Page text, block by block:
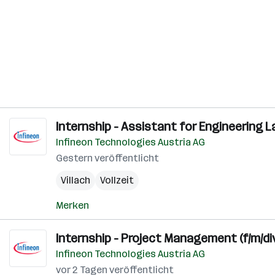
Internship - Assistant for Engineering
Infineon Technologies Austria AG
Gestern veröffentlicht
Villach
Vollzeit
Merken
Internship - Project Management (f/m/
Infineon Technologies Austria AG
vor 2 Tagen veröffentlicht